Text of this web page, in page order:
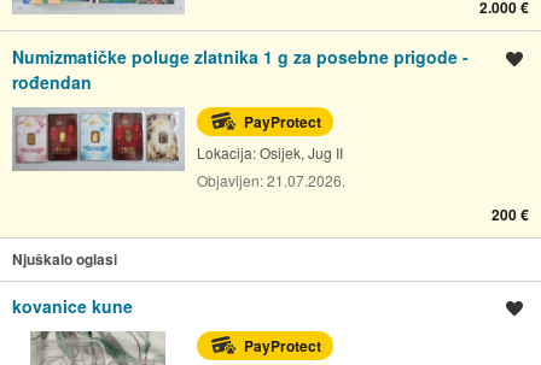
2.000 €
Numizmatičke poluge zlatnika 1 g za posebne prigode -
rođendan
PayProtect
Lokacija:Osijek, Jug II
Objavljen:21.07.2026.
200 €
Njuškalo oglasi
kovanice kune
PayProtect